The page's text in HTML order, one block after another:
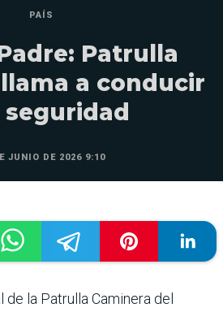
PAÍS
Patrulla
a conducir
JUNIO DE 2026 9:10
la Patrulla Caminera del